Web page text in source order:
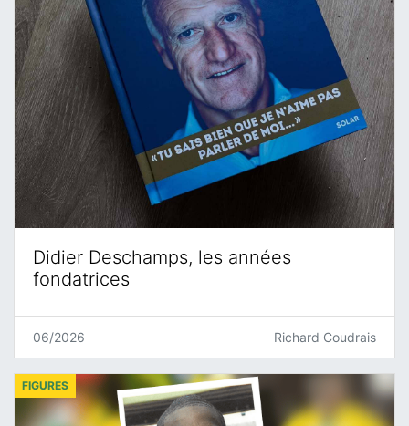
Didier Deschamps, les années
fondatrices
06/2026 Richard Coudrais
FIGURES